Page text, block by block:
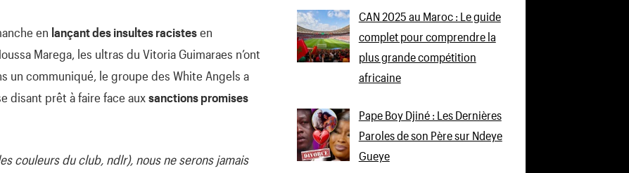
en lançant des insultes racistesen
Marega, les ultras du Vitoria Guimaraes n’ont
un communiqué, le groupe des White Angels a
disant prêt à faire face auxsanctions promises
couleurs du club, ndlr), nous ne serons jamais
CAN 2025 au Maroc : Le guide
complet pour comprendre la
plus grande compétition
africaine
Pape Boy Djiné : Les Dernières
Paroles de son Père sur Ndeye
Gueye